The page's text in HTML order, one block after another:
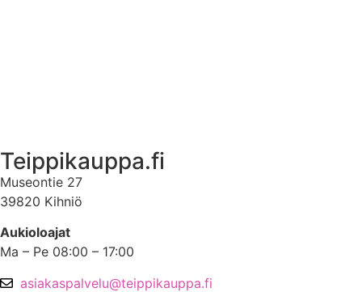
Teippikauppa.fi
Museontie 27
39820 Kihniö
Aukioloajat
Ma – Pe 08:00 – 17:00
asiakaspalvelu@teippikauppa.fi